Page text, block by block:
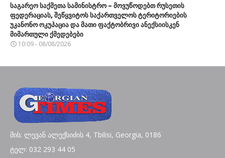
საგარეო საქმეთა სამინისტრო – მოვუწოდებთ რუსეთის
ფედერაციას, შეწყვიტოს საქართველოს ტერიტორიების
უკანონო ოკუპაცია და მათი ფაქტობრივი ანექსიისკენ
მიმართული ქმედებები
10:09 - 08/08/2026
მის: ლევან ალექსიძის 4, Tbilisi, Georgia, 0186
ტელ: 032 293 44 05